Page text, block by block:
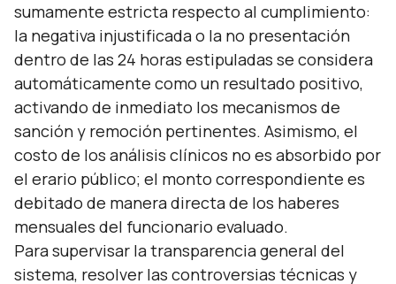
sumamente estricta respecto al cumplimiento:
la negativa injustificada o la no presentación
dentro de las 24 horas estipuladas se considera
automáticamente como un resultado positivo,
activando de inmediato los mecanismos de
sanción y remoción pertinentes. Asimismo, el
costo de los análisis clínicos no es absorbido por
el erario público; el monto correspondiente es
debitado de manera directa de los haberes
mensuales del funcionario evaluado.
Para supervisar la transparencia general del
sistema, resolver las controversias técnicas y